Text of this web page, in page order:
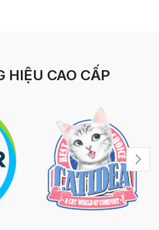
HIỆU CAO CẤP